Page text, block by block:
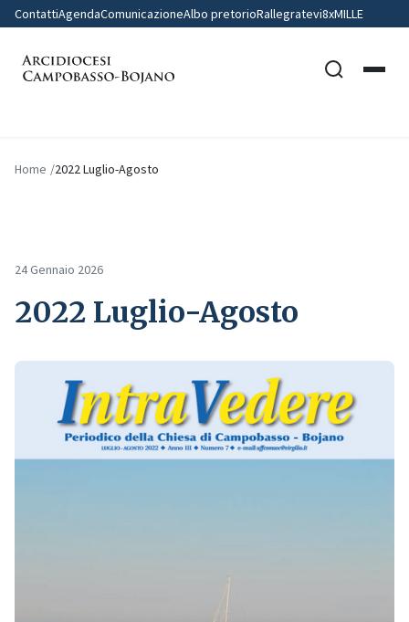
ContattiAgendaComunicazioneAlbo pretorioRallegratevi8xMILLE
Home 2022 Luglio-Agosto
24 Gennaio 2026
2022 Luglio-Agosto